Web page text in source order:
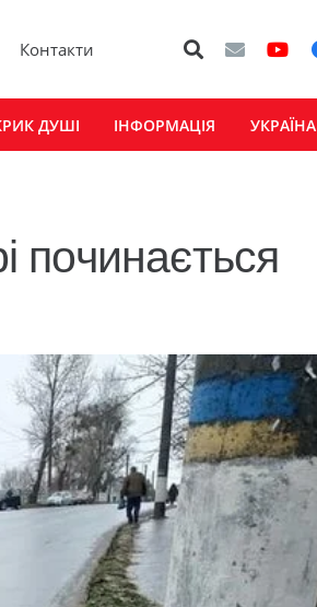
Контакти
ДУШІ ІНФОРМАЦІЯ УКРАЇНА
починається